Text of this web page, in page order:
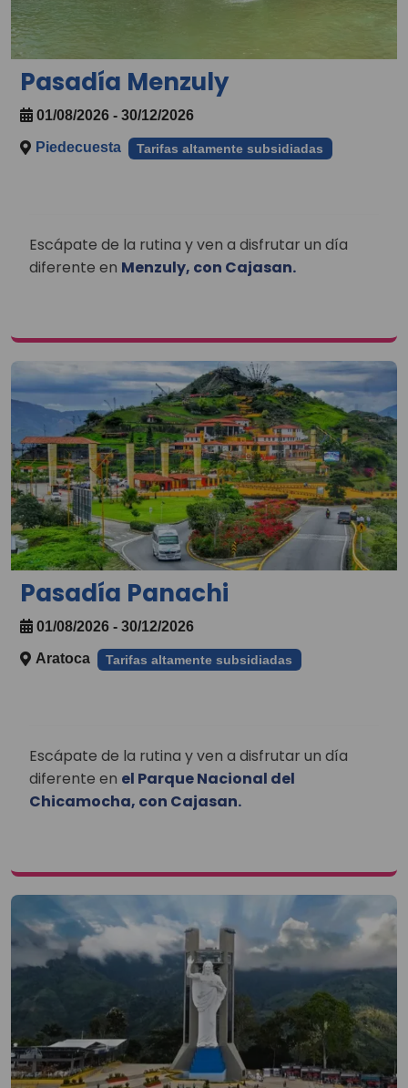
Pasadía Menzuly
01/08/2026 - 30/12/2026
Piedecuesta Tarifas altamente subsidiadas
Escápate de la rutina y ven a disfrutar un día
diferente en Menzuly, con Cajasan.
Pasadía Panachi
01/08/2026 - 30/12/2026
Aratoca Tarifas altamente subsidiadas
Escápate de la rutina y ven a disfrutar un día
diferente en el Parque Nacional del
Chicamocha, con Cajasan.